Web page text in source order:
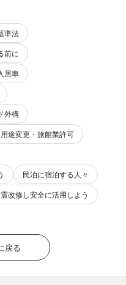
準法
前に
居率
外構
用途変更・旅館業許可
民泊に宿泊する人々
改修し安全に活用しよう
戻る